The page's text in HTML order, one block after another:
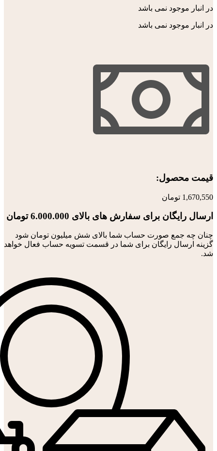
در انبار موجود نمی باشد
در انبار موجود نمی باشد
قیمت محصول:​
1,670,550 تومان
ارسال رایگان برای سفارش های بالای 6.000.000 تومان
چنان چه جمع صورت حساب شما بالای شش میلیون تومان شود
گزینه ارسال رایگان برای شما در قسمت تسویه حساب فعال خواهد
شد.